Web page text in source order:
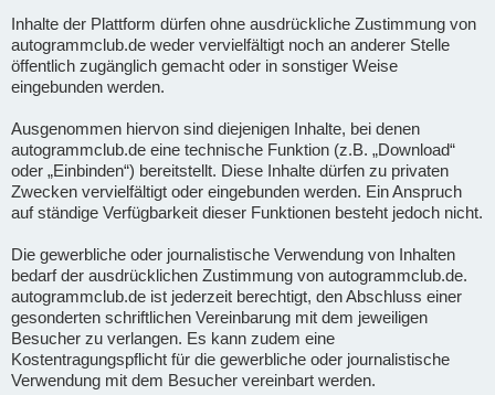
Inhalte der Plattform dürfen ohne ausdrückliche Zustimmung von
autogrammclub.de weder vervielfältigt noch an anderer Stelle
öffentlich zugänglich gemacht oder in sonstiger Weise
eingebunden werden.
Ausgenommen hiervon sind diejenigen Inhalte, bei denen
autogrammclub.de eine technische Funktion (z.B. „Download“
oder „Einbinden“) bereitstellt. Diese Inhalte dürfen zu privaten
Zwecken vervielfältigt oder eingebunden werden. Ein Anspruch
auf ständige Verfügbarkeit dieser Funktionen besteht jedoch nicht.
Die gewerbliche oder journalistische Verwendung von Inhalten
bedarf der ausdrücklichen Zustimmung von autogrammclub.de.
autogrammclub.de ist jederzeit berechtigt, den Abschluss einer
gesonderten schriftlichen Vereinbarung mit dem jeweiligen
Besucher zu verlangen. Es kann zudem eine
Kostentragungspflicht für die gewerbliche oder journalistische
Verwendung mit dem Besucher vereinbart werden.